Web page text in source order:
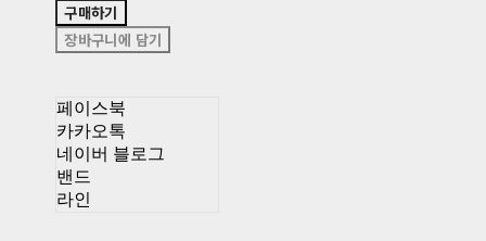
구매하기
장바구니에 담기
페이스북
카카오톡
네이버 블로그
밴드
라인